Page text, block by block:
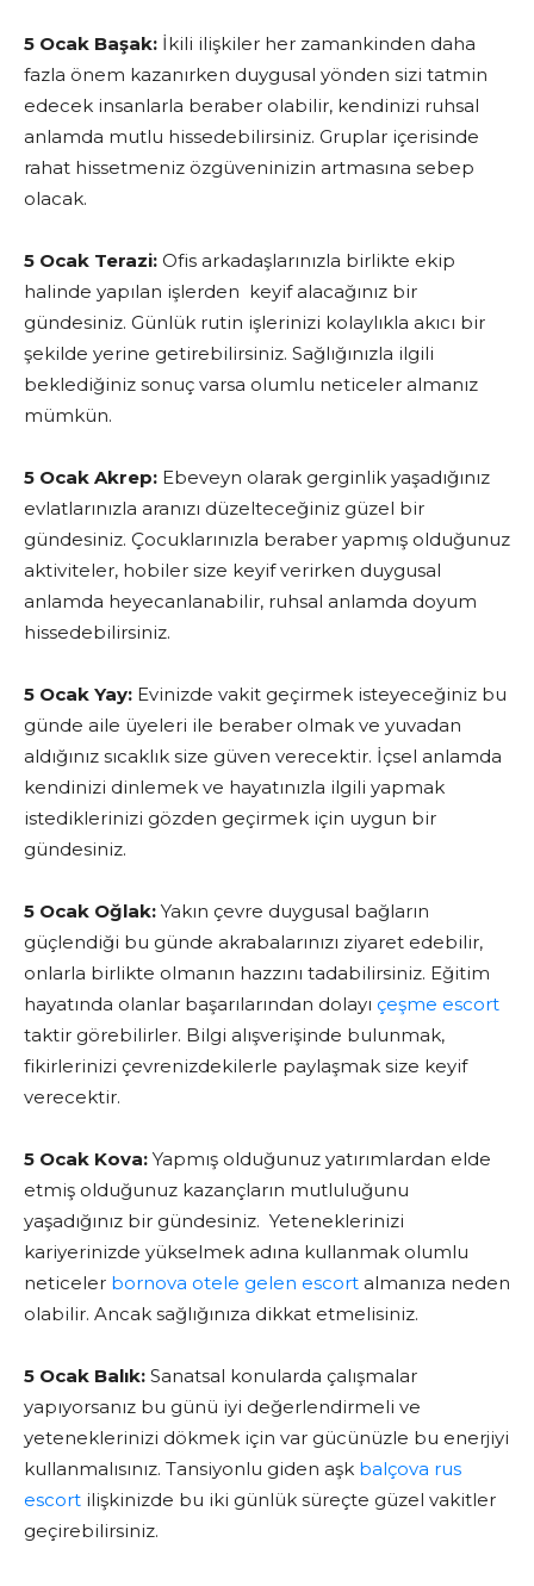
5 Ocak Başak: İkili ilişkiler her zamankinden daha
fazla önem kazanırken duygusal yönden sizi tatmin
edecek insanlarla beraber olabilir, kendinizi ruhsal
anlamda mutlu hissedebilirsiniz. Gruplar içerisinde
rahat hissetmeniz özgüveninizin artmasına sebep
olacak.
5 Ocak Terazi: Ofis arkadaşlarınızla birlikte ekip
halinde yapılan işlerden keyif alacağınız bir
gündesiniz. Günlük rutin işlerinizi kolaylıkla akıcı bir
şekilde yerine getirebilirsiniz. Sağlığınızla ilgili
beklediğiniz sonuç varsa olumlu neticeler almanız
mümkün.
5 Ocak Akrep: Ebeveyn olarak gerginlik yaşadığınız
evlatlarınızla aranızı düzelteceğiniz güzel bir
gündesiniz. Çocuklarınızla beraber yapmış olduğunuz
aktiviteler, hobiler size keyif verirken duygusal
anlamda heyecanlanabilir, ruhsal anlamda doyum
hissedebilirsiniz.
5 Ocak Yay: Evinizde vakit geçirmek isteyeceğiniz bu
günde aile üyeleri ile beraber olmak ve yuvadan
aldığınız sıcaklık size güven verecektir. İçsel anlamda
kendinizi dinlemek ve hayatınızla ilgili yapmak
istediklerinizi gözden geçirmek için uygun bir
gündesiniz.
5 Ocak Oğlak: Yakın çevre duygusal bağların
güçlendiği bu günde akrabalarınızı ziyaret edebilir,
onlarla birlikte olmanın hazzını tadabilirsiniz. Eğitim
hayatında olanlar başarılarından dolayı çeşme escort
taktir görebilirler. Bilgi alışverişinde bulunmak,
fikirlerinizi çevrenizdekilerle paylaşmak size keyif
verecektir.
5 Ocak Kova: Yapmış olduğunuz yatırımlardan elde
etmiş olduğunuz kazançların mutluluğunu
yaşadığınız bir gündesiniz. Yeteneklerinizi
kariyerinizde yükselmek adına kullanmak olumlu
neticeler bornova otele gelen escort almanıza neden
olabilir. Ancak sağlığınıza dikkat etmelisiniz.
5 Ocak Balık: Sanatsal konularda çalışmalar
yapıyorsanız bu günü iyi değerlendirmeli ve
yeteneklerinizi dökmek için var gücünüzle bu enerjiyi
kullanmalısınız. Tansiyonlu giden aşk balçova rus
escort ilişkinizde bu iki günlük süreçte güzel vakitler
geçirebilirsiniz.